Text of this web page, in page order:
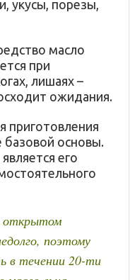
укусы, порезы,
масло
при
лишаях –
ожидания.
приготовления
базовой основы.
его
открытом
поэтому
в течении 20-ти